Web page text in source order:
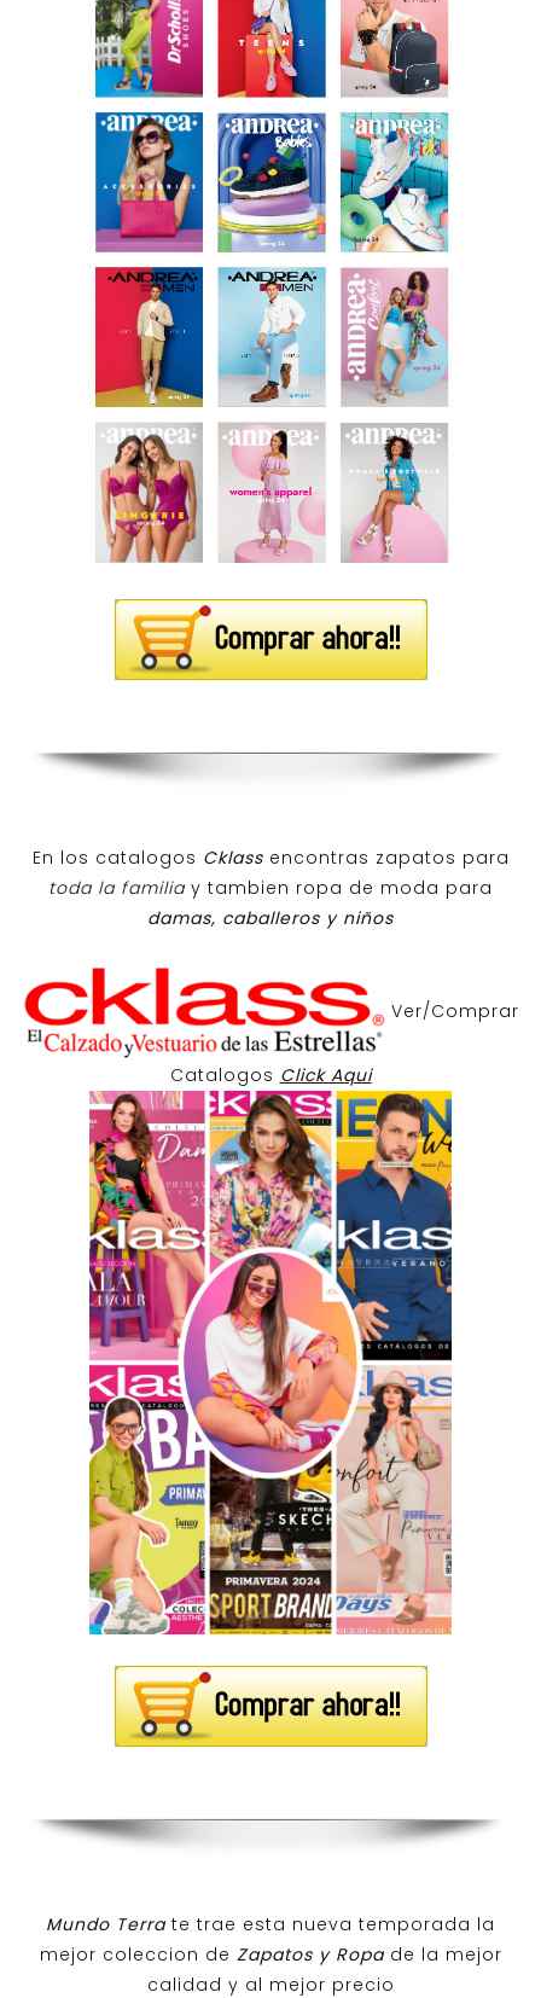
En los catalogos Cklass encontras zapatos para
toda la familiay tambien ropa de moda para
damas, caballeros y niños
Ver/Comprar
Catalogos Click Aqui
Mundo Terra te trae esta nueva temporada la
mejor coleccion de Zapatos y Ropa de la mejor
calidad y al mejor precio